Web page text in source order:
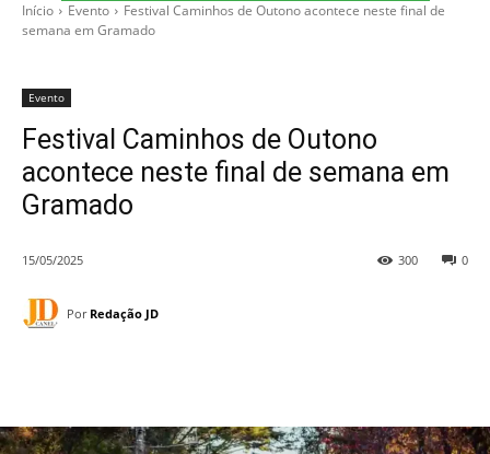
Início Evento
Festival Caminhos de Outono acontece neste final de
semana em Gramado
Evento
Festival Caminhos de Outono
acontece neste final de semana em
Gramado
15/05/2025 0
300
Por Redação JD